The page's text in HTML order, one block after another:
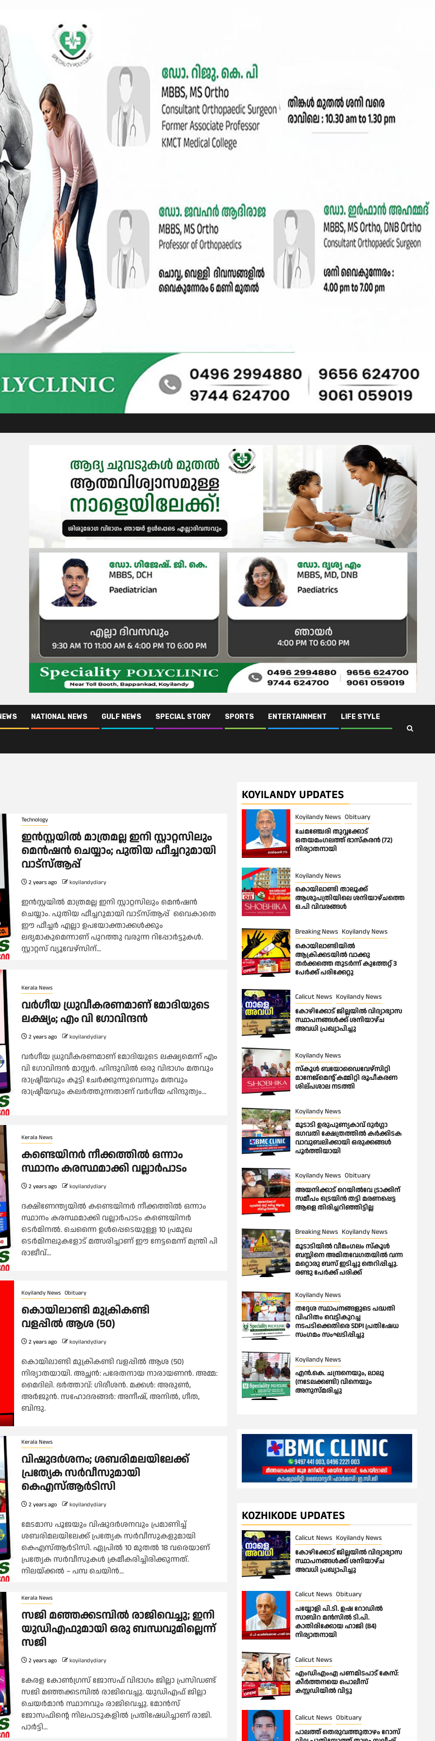
NATIONAL NEWS GULF NEWS SPECIAL STORY SPORTS ENTERTAINMENT LIFE STYLE
Technology
ഇന്‍സ്റ്റയില്‍ മാത്രമല്ല ഇനി സ്റ്റാറ്റസിലും
മെന്‍ഷന്‍ ചെയ്യാം; പുതിയ ഫീച്ചറുമായി
വാട്‌സ്ആപ്പ്
2 years ago koyilandydiary
ഇന്‍സ്റ്റയില്‍ മാത്രമല്ല ഇനി സ്റ്റാറ്റസിലും മെന്‍ഷന്‍
ചെയ്യാം. പുതിയ ഫീച്ചറുമായി വാട്‌സ്ആപ്പ് വൈകാതെ
ഈ ഫീച്ചര്‍ എല്ലാ ഉപയോക്താക്കള്‍ക്കും
ലഭ്യമാകുമെന്നാണ് പുറത്തു വരുന്ന റിപ്പോര്‍ട്ടുകള്‍.
സ്റ്റാറ്റസ് വ്യൂവേഴ്‌സിന്...
Kerala News
വർഗീയ ധ്രുവീകരണമാണ് മോദിയുടെ
ലക്ഷ്യം; എം വി ഗോവിന്ദൻ
2 years ago koyilandydiary
വർഗീയ ധ്രുവീകരണമാണ് മോദിയുടെ ലക്ഷ്യമെന്ന് എം
വി ഗോവിന്ദൻ മാസ്റ്റർ. ഹിന്ദുവിൽ ഒരു വിഭാഗം മതവും
രാഷ്ട്രീയവും കൂട്ടി ചേർക്കുന്നുവെന്നും മതവും
രാഷ്ട്രീയവും കലർത്തുന്നതാണ് വർഗീയ ഹിന്ദുത്വം...
Kerala News
കണ്ടെയിനർ നീക്കത്തിൽ ഒന്നാം
സ്ഥാനം കരസ്ഥമാക്കി വല്ലാർപാടം
2 years ago koyilandydiary
ദക്ഷിണേന്ത്യയിൽ കണ്ടെയിനർ നീക്കത്തിൽ ഒന്നാം
സ്ഥാനം കരസ്ഥമാക്കി വല്ലാർപാടം കണ്ടെയിനർ
ടെർമിനൽ. ചെന്നൈ ഉൾപ്പെടെയുള്ള 10 പ്രമുഖ
ടെർമിനലുകളോട് മത്സരിച്ചാണ് ഈ നേട്ടമെന്ന് മന്ത്രി പി
രാജീവ്...
Koyilandy News Obituary
കൊയിലാണ്ടി മുക്രികണ്ടി
വളപ്പിൽ ആശ (50)
2 years ago koyilandydiary
കൊയിലാണ്ടി മുക്രികണ്ടി വളപ്പിൽ ആശ (50)
നിര്യാതയായി. അച്ഛൻ: പരേതനായ നാരായണൻ. അമ്മ:
മൈദിലി. ഭർത്താവ്: ഗിരീശൻ. മക്കൾ: അരുൺ,
അർജുൻ. സഹോദരങ്ങർ: അനീഷ്, അനിൽ, ഗീത,
ബിന്ദു.
Kerala News
വിഷുദർശനം; ശബരിമലയിലേക്ക്
പ്രത്യേക സർവീസുമായി
കെഎസ്ആർടിസി
2 years ago koyilandydiary
മേടമാസ പൂജയും വിഷുദർശനവും പ്രമാണിച്ച്
ശബരിമലയിലേക്ക് പ്രത്യേക സർവീസുകളുമായി
കെഎസ്ആർടിസി. ഏപ്രിൽ 10 മുതൽ 18 വരെയാണ്
പ്രത്യേക സർവീസുകള്‍ ക്രമീകരിച്ചിരിക്കുന്നത്.
നിലയ്ക്കൽ – പമ്പ ചെയിൻ...
Kerala News
സജി മഞ്ഞക്കടമ്പിൽ രാജിവെച്ചു; ഇനി
യുഡിഎഫുമായി ഒരു ബന്ധവുമില്ലെന്ന്
സജി
2 years ago koyilandydiary
കേരള കോൺഗ്രസ് ജോസഫ് വിഭാഗം ജില്ലാ പ്രസിഡണ്ട്
സജി മഞ്ഞക്കടമ്പിൽ രാജിവെച്ചു. യുഡിഎഫ് ജില്ലാ
ചെയർമാൻ സ്ഥാനവും രാജിവെച്ചു. മോൻസ്
ജോസഫിന്റെ നിലപാടുകളിൽ പ്രതിഷേധിച്ചാണ് രാജി.
പാർട്ടി...
KOYILANDY UPDATES
Koyilandy News Obituary
ചേമഞ്ചേരി തുവ്വക്കോട്
ഒതയമംഗലത്ത് ഭാസ്കരൻ (72)
നിര്യാതനായി
Koyilandy News
കൊയിലാണ്ടി താലൂക്ക്
ആശുപത്രിയിലെ ശനിയാഴ്ചത്തെ
ഒ.പി വിവരങ്ങൾ
Breaking News Koyilandy News
കൊയിലാണ്ടിയിൽ
ആക്രിക്കടയിൽ വാക്കു
തർക്കത്തെ തുടർന്ന് കുത്തേറ്റ് 3
പേർക്ക് പരിക്കേറ്റു
Calicut News Koyilandy News
കോഴിക്കോട് ജില്ലയിൽ വിദ്യാഭ്യാസ
സ്ഥാപനങ്ങൾക്ക് ശനിയാഴ്ച
അവധി പ്രഖ്യാപിച്ചു
Koyilandy News
സ്കൂൾ ബയോഡൈവേഴ്സിറ്റി
മാനേജ്മെന്റ് കമ്മിറ്റി രൂപീകരണ
ശില്പശാല നടത്തി
Koyilandy News
മൂടാടി ഉരുപുണ്യകാവ് ദുർഗ്ഗാ
ഭഗവതി ക്ഷേത്രത്തിൽ കർക്കിടക
വാവുബലിക്കായി ഒരുക്കങ്ങൾ
പൂർത്തിയായി
Koyilandy News Obituary
അയനിക്കാട് റെയിൽവേ ട്രാക്കിന്
സമീപം ട്രെയിൻ തട്ടി മരണപ്പെട്ട
ആളെ തിരിച്ചറിഞ്ഞിട്ടില്ല
Breaking News Koyilandy News
മൂടാടിയിൽ വീമംഗലം സ്കൂൾ
ബസ്സിനെ അമിതവേഗതയിൽ വന്ന
മറ്റൊരു ബസ് ഇടിച്ചു തെറിപ്പിച്ചു.
രണ്ടു പേർക്ക് പരിക്ക്
Koyilandy News
തദ്ദേശ സ്ഥാപനങ്ങളുടെ പദ്ധതി
വിഹിതം വെട്ടികുറച്ച
നടപടിക്കെതിരെ SDPI പ്രതിഷേധ
സംഗമം സംഘടിപ്പിച്ചു
Koyilandy News
എൻ.കെ. ചന്ദ്രനെയും, ലാലു
(നടേലക്കണ്ടി) വിനെയും
അനുസ്മരിച്ചു
KOZHIKODE UPDATES
Calicut News Koyilandy News
കോഴിക്കോട് ജില്ലയിൽ വിദ്യാഭ്യാസ
സ്ഥാപനങ്ങൾക്ക് ശനിയാഴ്ച
അവധി പ്രഖ്യാപിച്ചു
Calicut News Obituary
പയ്യോളി പി.ടി. ഉഷ റോഡിൽ
സാബിറ മൻസിൽ ടി.പി.
കാതിരിക്കോയ ഹാജി (84)
നിര്യാതനായി
Calicut News
എംഡിഎംഎ പണമിടപാട് കേസ്:
കീർത്തനയെ പൊലീസ്
കസ്റ്റഡിയിൽ വിട്ടു
Calicut News Obituary
പാലത്ത് തെരുവത്തുതാഴം റോസ്